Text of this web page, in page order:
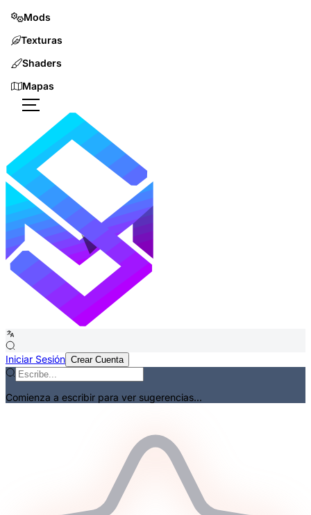
Mods
Texturas
Shaders
Mapas
Iniciar Sesión Crear Cuenta
Comienza a escribir para ver sugerencias...